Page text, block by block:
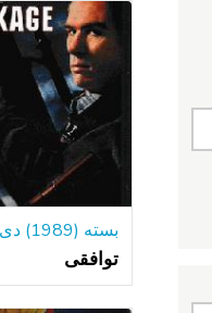
بسته (1989) دی وی دی پهن
توافقی